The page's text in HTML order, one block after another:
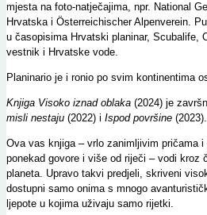
mjesta na foto-natječajima, npr. National
Hrvatska i Österreichischer Alpenverein.
u časopisima Hrvatski planinar, Scubalife,
vestnik i Hrvatske vode.
Planinario je i ronio po svim kontinentima
Knjiga Visoko iznad oblaka (2024) je
misli nestaju (2022) i Ispod površine (2023).
Ova vas knjiga – vrlo zanimljivim pričama
ponekad govore i više od riječi – vodi kroz
planeta. Upravo takvi predjeli, skriveni
dostupni samo onima s mnogo
ljepote u kojima uživaju samo rijetki.